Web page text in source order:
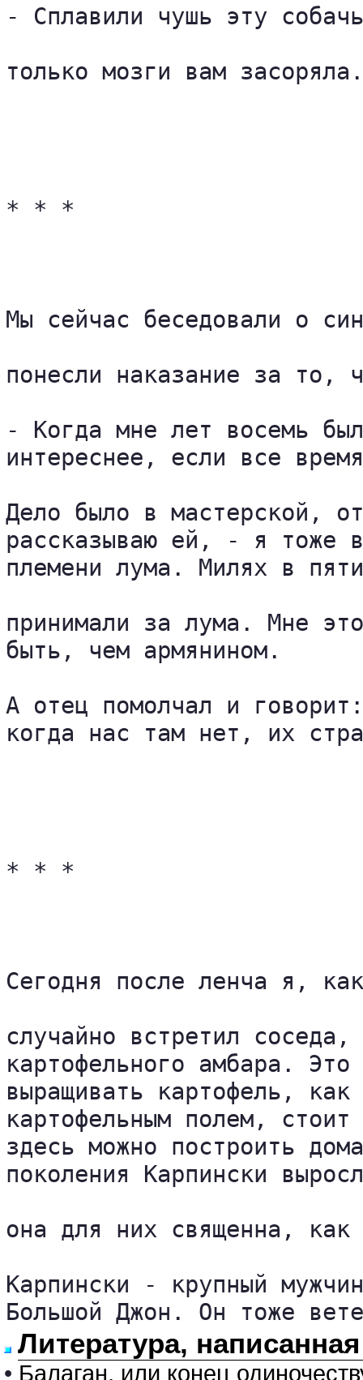
- Сплавили чушь эту
только мозги вам
* * *
Мы сейчас беседовали о
понесли наказание за то,
- Когда мне лет восемь
интереснее, если все
Дело было в мастерской,
рассказываю ей, - я тоже
племени лума. Милях в
принимали за лума. Мне
быть, чем армянином.
А отец помолчал и
когда нас там нет, их
* * *
Сегодня после ленча я,
случайно встретил
картофельного амбара.
выращивать картофель,
картофельным полем,
здесь можно построить
поколения Карпински
она для них священна, как
Карпински - крупный
Большой Джон. Он тоже
Литература,
• Балаган, или конец